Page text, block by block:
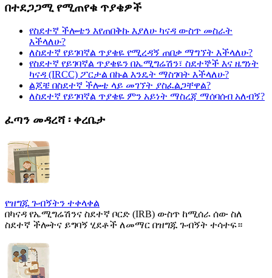
በተደጋጋሚ የሚጠየቁ ጥያቄዎች
የስደተኛ ችሎቴን እየጠበቅኩ እያለሁ ካናዳ ውስጥ መስራት
እችላለሁ?
ለስደተኛ የይገባኛል ጥያቄዬ የሚረዳኝ ጠበቃ ማግኘት እችላለሁ?
የስደተኛ የይገባኛል ጥያቄዬን በኤሚግሬሽን፣ ስደተኞች እና ዜግነት
ካናዳ (IRCC) ፖርታል በኩል እንዴት ማስገባት እችላለሁ?
ልጆቼ በስደተኛ ችሎቴ ላይ መገኘት ያስፈልጋቸዋል?
ለስደተኛ የይገባኛል ጥያቄዬ ምን አይነት ማስረጃ ማሰባሰብ አለብኝ?
ፈጣን መዳረሻ ፡ ቀረቤታ
የዝግጁ ጉብኝትን ተቀላቀል
በካናዳ የኤሚግሬሽንና ስደተኛ ቦርድ (IRB) ውስጥ ከሚሰራ ሰው ስለ
ስደተኛ ችሎትና ይግባኝ ሂደቶች ለመማር በዝግጁ ጉብኝት ተሳተፍ።